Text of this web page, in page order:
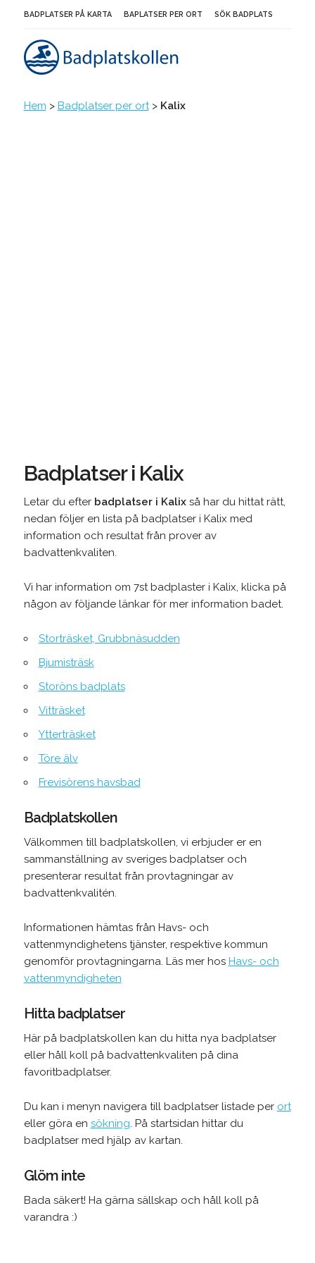
BADPLATSER PÅ KARTA BAPLATSER PER ORT SÖK BADPLATS
Hem > Badplatser per ort> Kalix
Badplatser i Kalix
Letar du efter badplatser i Kalixså har du hittat rätt,
nedan följer en lista på badplatser i Kalix med
information och resultat från prover av
badvattenkvaliten.
Vi har information om 7st badplaster i Kalix, klicka på
någon av följande länkar för mer information badet.
Storträsket, Grubbnäsudden
Bjumisträsk
Storöns badplats
Vitträsket
Ytterträsket
Töre älv
Frevisörens havsbad
Badplatskollen
Välkommen till badplatskollen, vi erbjuder er en
sammanställning av sveriges badplatser och
presenterar resultat från provtagningar av
badvattenkvalitén.
Informationen hämtas från Havs- och
vattenmyndighetens tjänster, respektive kommun
genomför provtagningarna. Läs mer hos Havs- och
vattenmyndigheten
Hitta badplatser
Här på badplatskollen kan du hitta nya badplatser
eller håll koll på badvattenkvaliten på dina
favoritbadplatser.
Du kan i menyn navigera till badplatser listade per ort
eller göra en sökning. På startsidan hittar du
badplatser med hjälp av kartan.
Glöm inte
Bada säkert! Ha gärna sällskap och håll koll på
varandra :)